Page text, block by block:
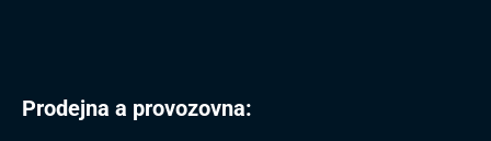
Prodejna a provozovna: